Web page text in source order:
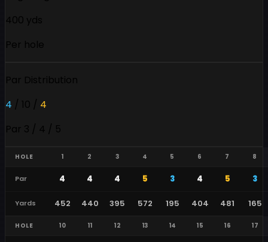
400 yds
Per hole
Par Distribution
4 / 10 / 4
Par 3 / 4 / 5
HOLE 1 2 3 4 5 6 7 8
Par 4 4 4 5 3 4 5 3
Yards 452 440 395 572 195 404 481 165
HOLE 10 11 12 13 14 15 16 17